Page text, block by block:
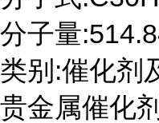
分子量
类别:催化剂
贵金属催化